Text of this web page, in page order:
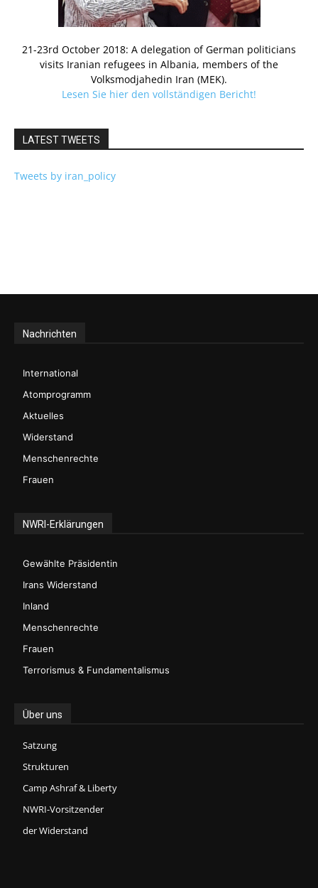
21-23rd October 2018: A delegation of German politicians
visits Iranian refugees in Albania, members of the
Volksmodjahedin Iran (MEK).
Lesen Sie hier den vollständigen Bericht!
LATEST TWEETS
Tweets by iran_policy
Nachrichten
International
Atomprogramm
Aktuelles
Widerstand
Menschenrechte
Frauen
NWRI-Erklärungen
Gewählte Präsidentin
Irans Widerstand
Inland
Menschenrechte
Frauen
Terrorismus & Fundamentalismus
Über uns
Satzung
Strukturen
Camp Ashraf & Liberty
NWRI-Vorsitzender
der Widerstand